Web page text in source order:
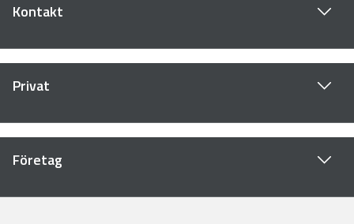
Kontakt
Privat
Företag